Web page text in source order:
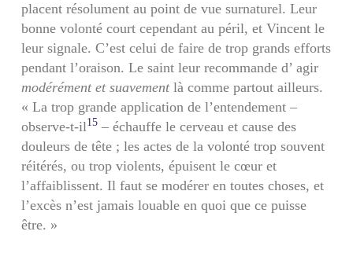
placent résolument au point de vue surnaturel. Leur
bonne volonté court cependant au péril, et Vincent le
leur signale. C’est celui de faire de trop grands efforts
pendant l’oraison. Le saint leur recommande d’ agir
modérément et suavementlà comme partout ailleurs.
« La trop grande application de l’entendement –
observe-t-il15– échauffe le cerveau et cause des
douleurs de tête ; les actes de la volonté trop souvent
réitérés, ou trop violents, épuisent le cœur et
l’affaiblissent. Il faut se modérer en toutes choses, et
l’excès n’est jamais louable en quoi que ce puisse
être. »